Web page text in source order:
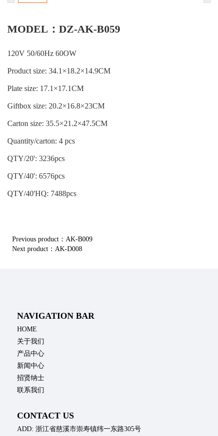
MODEL：DZ-AK-B059
120V 50/60Hz 60OW
Product size: 34.1×18.2×14.9CM
Plate size: 17.1×17.1CM
Giftbox size: 20.2×16.8×23CM
Carton size: 35.5×21.2×47.5CM
Quantity/carton: 4 pcs
QTY/20': 3236pcs
QTY/40': 6576pcs
QTY/40'HQ: 7488pcs
Previous product： AK-B009
Next product： AK-D008
NAVIGATION BAR
HOME
关于我们
产品中心
新闻中心
招贤纳士
联系我们
CONTACT US
ADD: 浙江省慈溪市崇寿镇纬一东路305号